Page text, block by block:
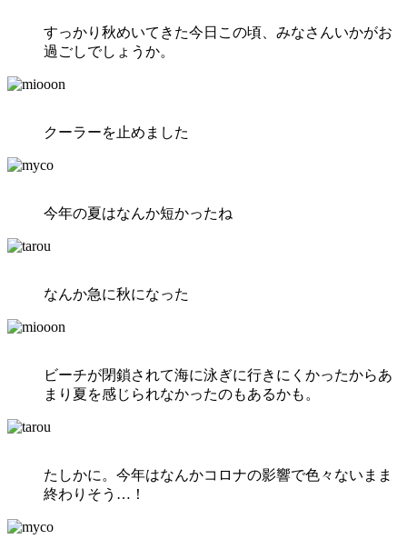
すっかり秋めいてきた今日この頃、みなさんいかがお
過ごしでしょうか。
クーラーを止めました
今年の夏はなんか短かったね
なんか急に秋になった
ビーチが閉鎖されて海に泳ぎに行きにくかったからあ
まり夏を感じられなかったのもあるかも。
たしかに。今年はなんかコロナの影響で色々ないまま
終わりそう…！